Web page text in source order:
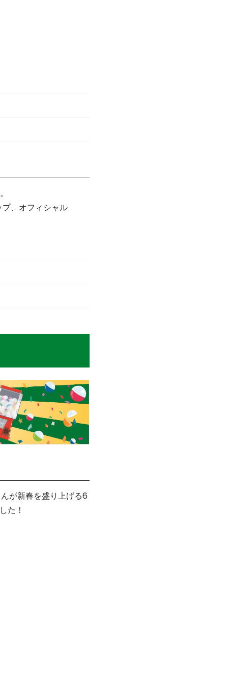
、オフィシャル
が新春を盛り上げる6
た！